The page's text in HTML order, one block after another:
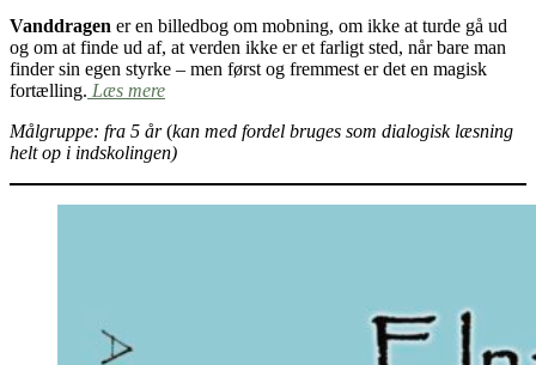
Vanddragen er en billedbog om mobning, om ikke at turde gå ud
og om at finde ud af, at verden ikke er et farligt sted, når bare man
finder sin egen styrke – men først og fremmest er det en magisk
fortælling. Læs mere
Målgruppe: fra 5 år(kan med fordel bruges som dialogisk læsning
helt op i indskolingen)